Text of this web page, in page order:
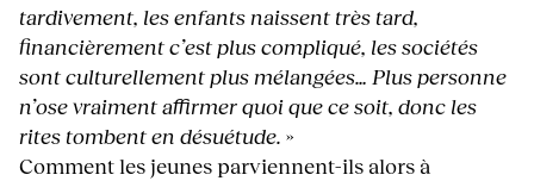
tardivement, les enfants naissent très tard,
financièrement c’est plus compliqué, les sociétés
sont culturellement plus mélangées… Plus personne
n’ose vraiment affirmer quoi que ce soit, donc les
rites tombent en désuétude. »
Comment les jeunes parviennent-ils alors à